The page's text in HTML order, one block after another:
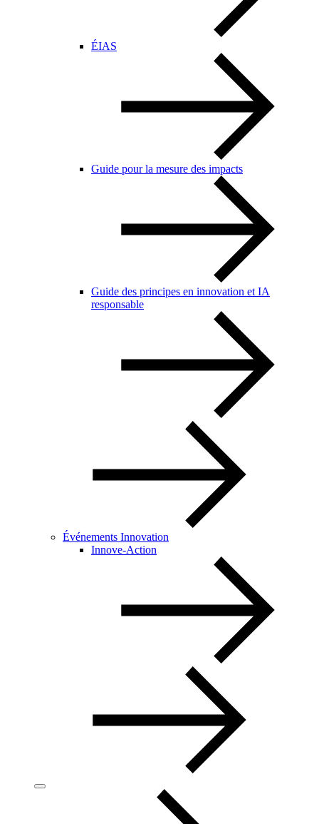
ÉIAS
Guide pour la mesure des impacts
Guide des principes en innovation et IA
responsable
Événements Innovation
Innove-Action